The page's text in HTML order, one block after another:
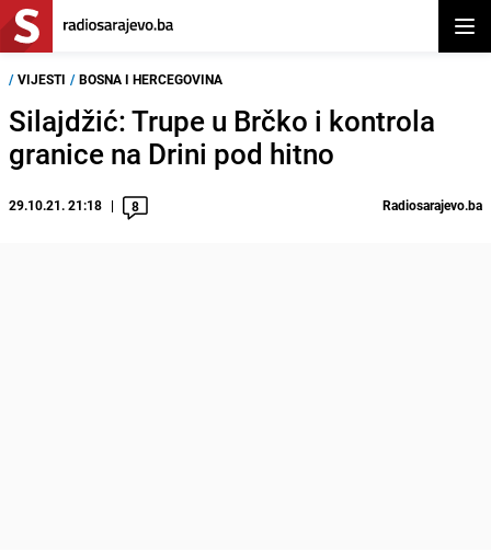
/ VIJESTI / BOSNA I HERCEGOVINA
Silajdžić: Trupe u Brčko i kontrola
granice na Drini pod hitno
29.10.21. 21:18 8 Radiosarajevo.ba